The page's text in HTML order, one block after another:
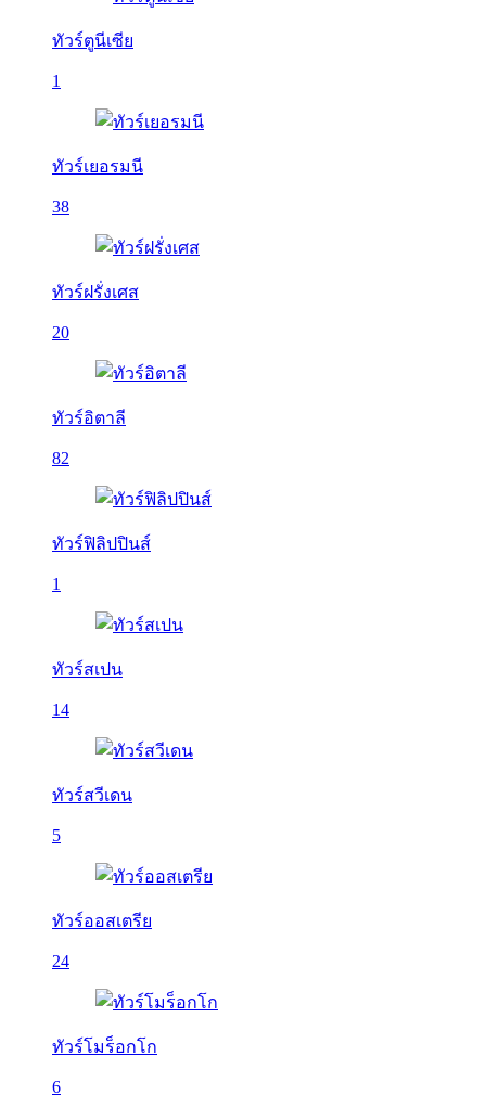
ทัวร์ตูนีเซีย
1
ทัวร์เยอรมนี
38
ทัวร์ฝรั่งเศส
20
ทัวร์อิตาลี
82
ทัวร์ฟิลิปปินส์
1
ทัวร์สเปน
14
ทัวร์สวีเดน
5
ทัวร์ออสเตรีย
24
ทัวร์โมร็อกโก
6